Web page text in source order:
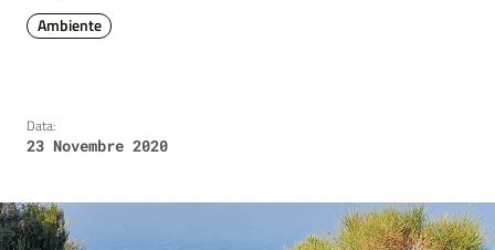
Ambiente
Data:
23 Novembre 2020